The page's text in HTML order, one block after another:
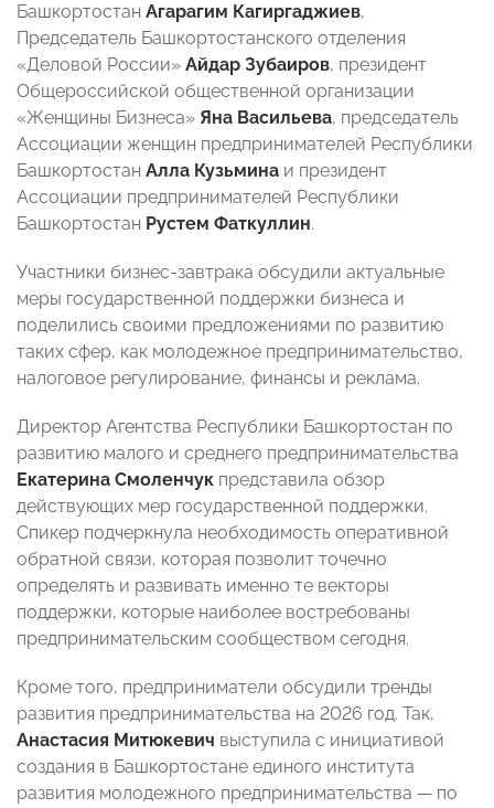
Башкортостан Агарагим Кагиргаджиев,
Председатель Башкортостанского отделения
«Деловой России» Айдар Зубаиров, президент
Общероссийской общественной организации
«Женщины Бизнеса» Яна Васильева, председатель
Ассоциации женщин предпринимателей Республики
Башкортостан Алла Кузьмина и президент
Ассоциации предпринимателей Республики
Башкортостан Рустем Фаткуллин.
Участники бизнес-завтрака обсудили актуальные
меры государственной поддержки бизнеса и
поделились своими предложениями по развитию
таких сфер, как молодежное предпринимательство,
налоговое регулирование, финансы и реклама.
Директор Агентства Республики Башкортостан по
развитию малого и среднего предпринимательства
Екатерина Смоленчук представила обзор
действующих мер государственной поддержки.
Спикер подчеркнула необходимость оперативной
обратной связи, которая позволит точечно
определять и развивать именно те векторы
поддержки, которые наиболее востребованы
предпринимательским сообществом сегодня.
Кроме того, предприниматели обсудили тренды
развития предпринимательства на 2026 год. Так,
Анастасия Митюкевич выступила с инициативой
создания в Башкортостане единого института
развития молодежного предпринимательства — по